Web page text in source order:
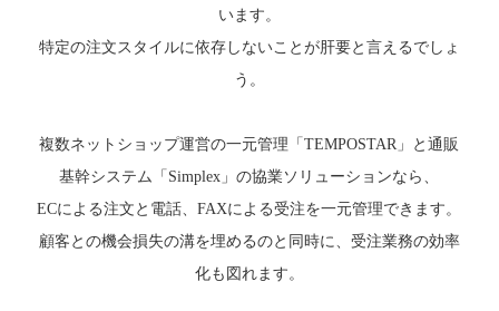
います。
特定の注文スタイルに依存しないことが肝要と言えるでしょ
う。
複数ネットショップ運営の一元管理「TEMPOSTAR」と通販
基幹システム「Simplex」の協業ソリューションなら、
ECによる注文と電話、FAXによる受注を一元管理できます。
顧客との機会損失の溝を埋めるのと同時に、受注業務の効率
化も図れます。